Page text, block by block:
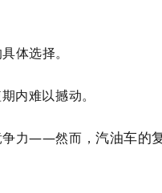
体选择。
内难以撼动。
争力——然而，汽油车的